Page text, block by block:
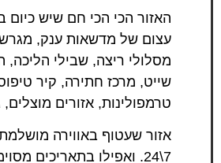
האזור הכי הכי חם שיש כיום
עצום של מדשאות ענק,
מסלולי ריצה, שבילי הליכה,
שייט, מרכז חתירה, קיר
טרמפולינות, אזורים מוצלים,
אזור שעטוף באווירה
7\24. ואפילו בתאריכים